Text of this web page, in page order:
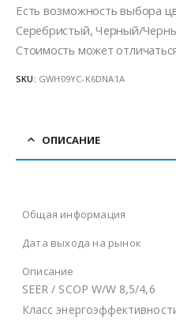
Есть возможность выбора
Серебристый, Черный/
Стоимость может
SKU: GWH09YC-K6DNA1A
ОПИСАНИЕ
Общая информация
Дата выхода на рынок
Описание
SEER / SCOP W/W 8,5/4,6
Класс